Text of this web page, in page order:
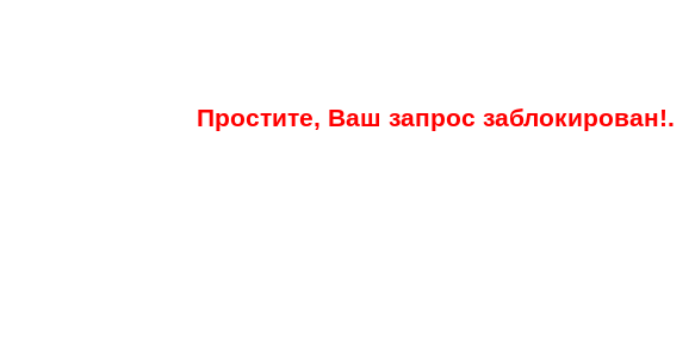
Простите, Ваш запрос заблокирован!.